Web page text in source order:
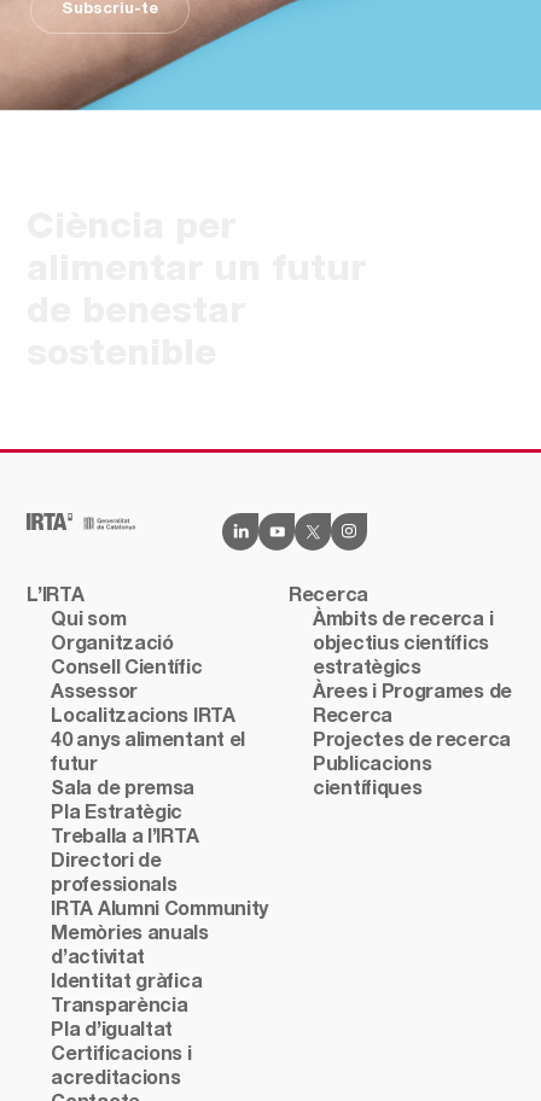
Subscriu-te
L’IRTA
Qui som
Organització
Consell Científic
Assessor
Localitzacions IRTA
40 anys alimentant el
futur
Sala de premsa
Pla Estratègic
Treballa a l’IRTA
Directori de
professionals
IRTA Alumni Community
Memòries anuals
d’activitat
Identitat gràfica
Transparència
Pla d’igualtat
Certificacions i
acreditacions
Recerca
Àmbits de recerca i
objectius científics
estratègics
Àrees i Programes de
Recerca
Projectes de recerca
Publicacions
científiques